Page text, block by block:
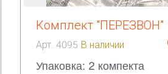
Комплект "ПЕРЕЗВОН"
Арт. 4095 В наличии
Упаковка: 2 компекта